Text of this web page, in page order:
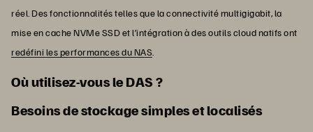
réel. Des fonctionnalités telles que la connectivité multigigabit, la
mise en cache NVMe SSD et l’intégration à des outils cloud natifs ont
redéfini les performances du NAS
Où utilisez-vous le DAS ?
Besoins de stockage simples et localisés